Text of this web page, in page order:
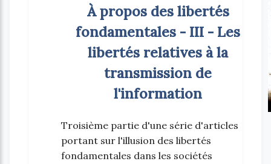
À propos des libertés
fondamentales - III - Les
libertés relatives à la
transmission de
l'information
Troisième partie d'une série d'articles
portant sur l'illusion des libertés
fondamentales dans les sociétés